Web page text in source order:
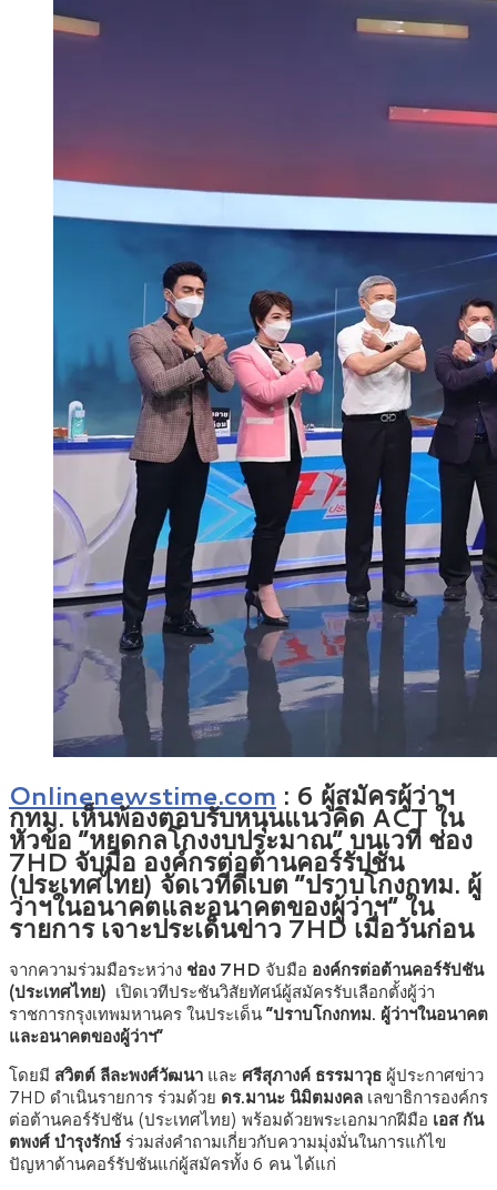
Onlinenewstime.com : 6 ผู้สมัครผู้ว่าฯ
กทม. เห็นพ้องตอบรับหนุนแนวคิด ACT ใน
หัวข้อ “หยุดกลโกงงบประมาณ” บนเวที ช่อง
7HD จับมือ องค์กรต่อต้านคอร์รัปชัน
(ประเทศไทย) จัดเวทีดีเบต “ปราบโกงกทม. ผู้
ว่าฯในอนาคตและอนาคตของผู้ว่าฯ” ใน
รายการ เจาะประเด็นข่าว 7HD เมื่อวันก่อน
จากความร่วมมือระหว่าง ช่อง 7HD จับมือ องค์กรต่อต้านคอร์รัปชัน
(ประเทศไทย) เปิดเวทีประชันวิสัยทัศน์ผู้สมัครรับเลือกตั้งผู้ว่า
ราชการกรุงเทพมหานคร ในประเด็น“ปราบโกงกทม. ผู้ว่าฯในอนาคต
และอนาคตของผู้ว่าฯ”
โดยมี สวิตต์ ลีละพงศ์วัฒนา และ ศรีสุภางค์ ธรรมาวุธ ผู้ประกาศข่าว
7HD ดำเนินรายการ ร่วมด้วย ดร.มานะ นิมิตมงคล เลขาธิการองค์กร
ต่อต้านคอร์รัปชัน (ประเทศไทย) พร้อมด้วยพระเอกมากฝีมือ เอส กัน
ตพงศ์ บำรุงรักษ์ ร่วมส่งคำถามเกี่ยวกับความมุ่งมั่นในการแก้ไข
ปัญหาด้านคอร์รัปชันแก่ผู้สมัครทั้ง 6 คน ได้แก่